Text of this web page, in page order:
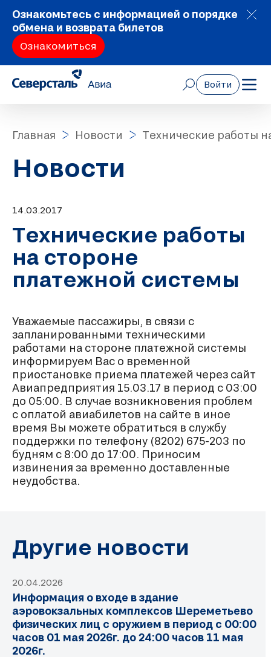
Ознакомьтесь с информацией о порядке
обмена и возврата билетов
Ознакомиться
Войти
Главная Новости Технические работы
Новости
14.03.2017
Технические работы
на стороне
платежной системы
Уважаемые пассажиры, в связи с
запланированными техническими
работами на стороне платежной системы
информируем Вас о временной
приостановке приема платежей через сайт
Авиапредприятия 15.03.17 в период с 03:00
до 05:00. В случае возникновения проблем
с оплатой авиабилетов на сайте в иное
время Вы можете обратиться в службу
поддержки по телефону (8202) 675-203 по
будням с 8:00 до 17:00. Приносим
извинения за временно доставленные
неудобства.
Другие новости
20.04.2026
Информация о входе в здание
аэровокзальных комплексов Шереметьево
физических лиц с оружием в период с 00:00
часов 01 мая 2026г. до 24:00 часов 11 мая
2026г.